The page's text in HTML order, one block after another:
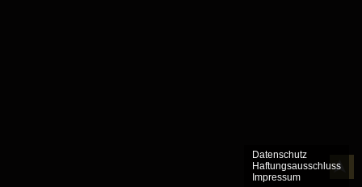
Datenschutz
Haftungsausschluss
Impressum